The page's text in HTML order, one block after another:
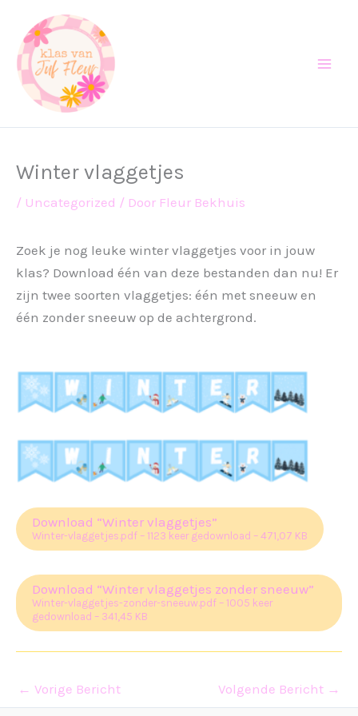
naar
inhoud
Winter vlaggetjes
/ Uncategorized / Door Fleur Bekhuis
Zoek je nog leuke winter vlaggetjes voor in jouw
klas? Download één van deze bestanden dan nu! Er
zijn twee soorten vlaggetjes: één met sneeuw en
één zonder sneeuw op de achtergrond.
Download “Winter vlaggetjes”
Winter-vlaggetjes.pdf – 1123 keer gedownload – 471,07 KB
Download “Winter vlaggetjes zonder sneeuw”
Winter-vlaggetjes-zonder-sneeuw.pdf – 1005 keer
gedownload – 341,45 KB
← Vorige Bericht Volgende Bericht →